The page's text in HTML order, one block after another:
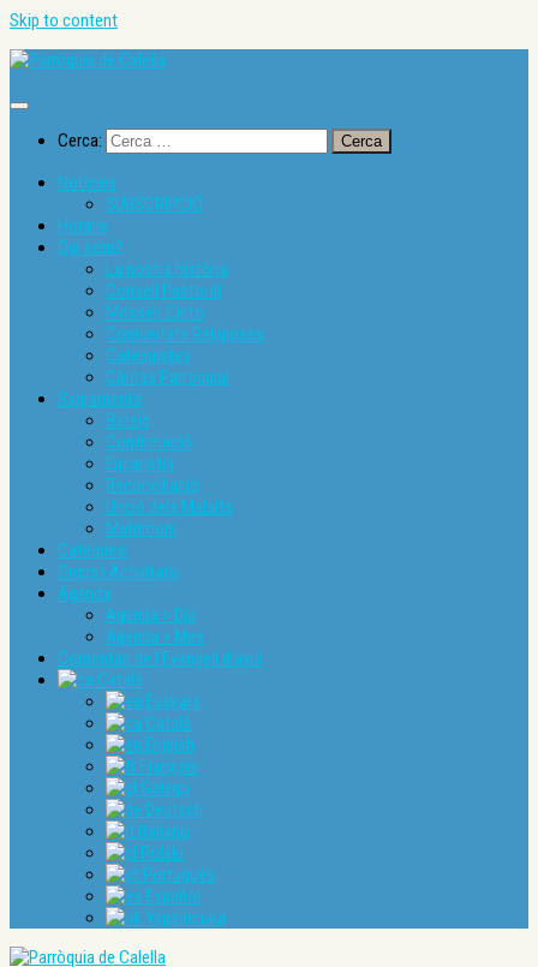
Skip to content
Cerca:
Notícies
SUBSCRIPCIÓ
Horaris
Qui som?
La nostra història
Consell Pastoral
Mossèn Cinto
Comunitats Religioses
Catequistes
Càritas Parroquial
Sagraments
Bateig
Confirmació
Eucaristia
Reconciliació
Unció dels Malalts
Matrimoni
Catequesi
Grups i Activitats
Agenda
Agenda > Dia
Agenda > Mes
Comentari de l’Evangeli d’avui
Català
Euskara
Català
English
Français
Galego
Deutsch
Italiano
Polski
Português
Español
Українська